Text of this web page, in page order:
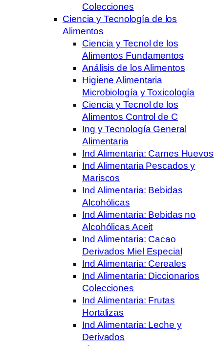
Colecciones
Ciencia y Tecnología de los
Alimentos
Ciencia y Tecnol de los
Alimentos Fundamentos
Análisis de los Alimentos
Higiene Alimentaria
Microbiología y Toxicología
Ciencia y Tecnol de los
Alimentos Control de C
Ing y Tecnología General
Alimentaria
Ind Alimentaria: Carnes Huevos
Ind Alimentaria Pescados y
Mariscos
Ind Alimentaria: Bebidas
Alcohólicas
Ind Alimentaria: Bebidas no
Alcohólicas Aceit
Ind Alimentaria: Cacao
Derivados Miel Especial
Ind Alimentaria: Cereales
Ind Alimentaria: Diccionarios
Colecciones
Ind Alimentaria: Frutas
Hortalizas
Ind Alimentaria: Leche y
Derivados